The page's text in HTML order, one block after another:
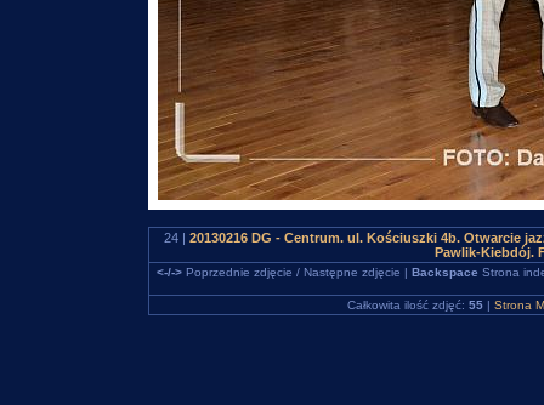
24 | 20130216 DG - Centrum. ul. Kościuszki 4b. Otwarcie
Pawlik-Kiebdój.
<-/->Poprzednie zdjęcie / Następne zdjęcie | Backspace Strona
Całkowita ilość zdjęć: 55 | Strona